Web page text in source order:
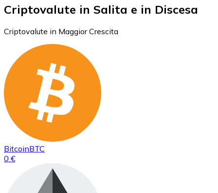
Criptovalute in Salita e in Discesa
Criptovalute in Maggior Crescita
BitcoinBTC
0 €